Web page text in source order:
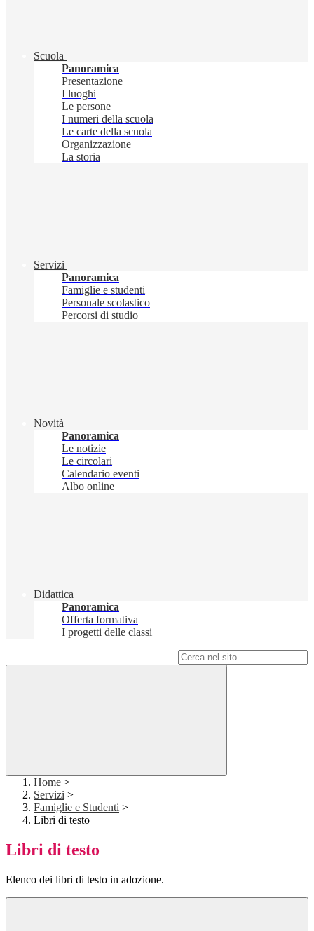
Scuola
Panoramica
Presentazione
I luoghi
Le persone
I numeri della scuola
Le carte della scuola
Organizzazione
La storia
Servizi
Panoramica
Famiglie e studenti
Personale scolastico
Percorsi di studio
Novità
Panoramica
Le notizie
Le circolari
Calendario eventi
Albo online
Didattica
Panoramica
Offerta formativa
I progetti delle classi
Home >
Servizi >
Famiglie e Studenti >
Libri di testo
Libri di testo
Elenco dei libri di testo in adozione.